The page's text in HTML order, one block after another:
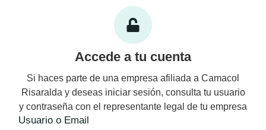
Accede a tu cuenta
Si haces parte de una empresa afiliada a Camacol
Risaralda y deseas iniciar sesión, consulta tu usuario
y contraseña con el representante legal de tu empresa
Usuario o Email